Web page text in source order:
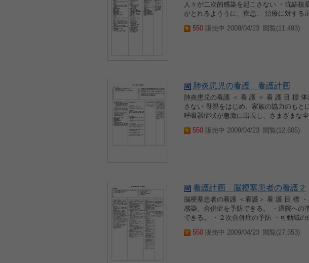
人々が二次的感染を起こさない ・坑結
がとれるよううに、疾患、 治療に対する
550 販売中 2009/04/23 閲覧(11,493)
肺炎患児の看護 看護計画
肺炎患児の看護 ＜ 看 護 ＞ 看 護 目 標
さない 母親をはじめ、家族の協力のもと
呼吸器症状が急激に出現し、さまざまな
550 販売中 2009/04/23 閲覧(12,605)
看護計画 脳梗塞患者の看護２
脳梗塞患者の看護 ＜看護＞ 看 護 目 標
感染、合併症を予防できる。 ・退院へ
できる。 ・２次合併症の予防 ・可動域
550 販売中 2009/04/23 閲覧(27,553)